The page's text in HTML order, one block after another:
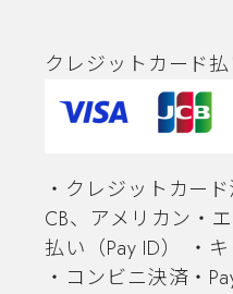
クレジットカード
・クレジットカー
CB、アメリカン・
払い（Pay ID） ・
・コンビニ決済・